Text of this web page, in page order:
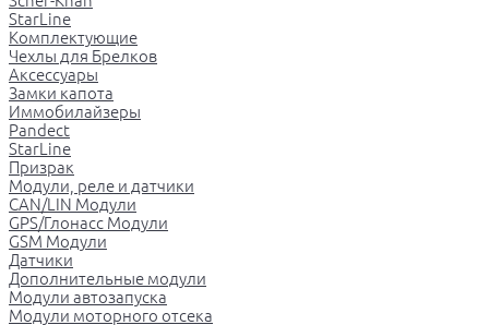
StarLine
Комплектующие
Чехлы для Брелков
Аксессуары
Замки капота
Иммобилайзеры
Pandect
StarLine
Призрак
Модули, реле и датчики
CAN/LIN Модули
GPS/Глонасс Модули
GSM Модули
Датчики
Дополнительные модули
Модули автозапуска
Модули моторного отсека